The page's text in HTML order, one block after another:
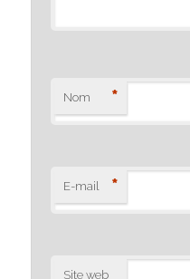
Nom *
E-mail *
Site web